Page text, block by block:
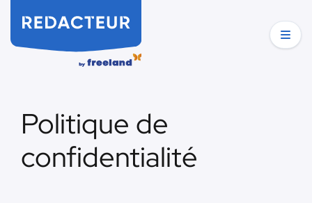
Politique de
confidentialité